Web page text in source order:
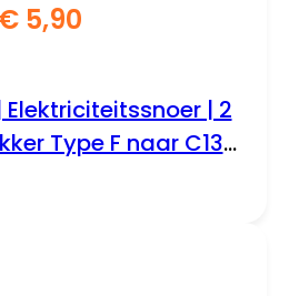
€ 5,90
Elektriciteitssnoer | 2
Type F naar C13 |